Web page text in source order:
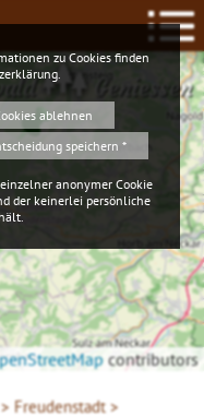
Geniessen
contributors
Freudenstadt >
zu Cookies finden
ablehnen
speichern *
anonymer Cookie
der keinerlei persönliche